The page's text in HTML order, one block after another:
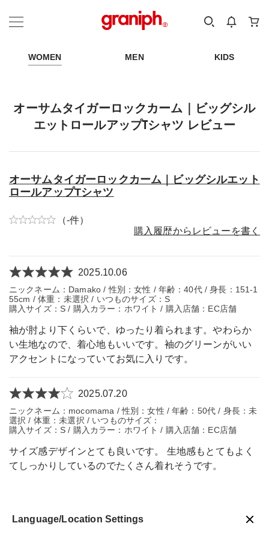
カテゴリーから探す
WOMEN MEN KIDS
オーサムタイガーロックカーム｜ビッグシル
エットロールアップTシャツ レビュー
オーサムタイガーロックカーム｜ビッグシルエット
ロールアップTシャツ
（-件）
購入履歴からレビューを書く
2025.10.06
ニックネーム：Damako / 性別：女性 / 年齢：40代 / 身長：151-1
55cm / 体重：未選択 / いつものサイズ：S
購入サイズ：S / 購入カラー：ホワイト / 購入店舗：EC店舗
袖が肘より下くらいで、ゆったり着られます。やわらか
い生地なので、着心地もいいです。袖のグリーンがいい
アクセントになっていてお気に入りです。
2025.07.20
ニックネーム：mocomama / 性別：女性 / 年齢：50代 / 身長：未
選択 / 体重：未選択 / いつものサイズ：
購入サイズ：S / 購入カラー：ホワイト / 購入店舗：EC店舗
サイズ感デザインとても良いです。 生地感もとてもよく
てしっかりしているのでたくさん着れそうです。
Language/Location Settings